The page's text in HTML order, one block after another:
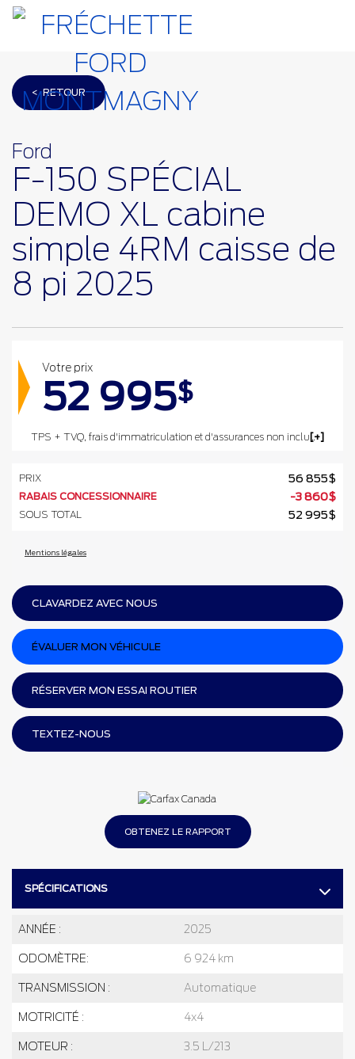
< RETOUR
Ford
F-150 SPÉCIAL
DEMO XL cabine
simple 4RM caisse de
8 pi 2025
OBTENEZ LE RAPPORT
SPÉCIFICATIONS
ANNÉE : 2025
ODOMÈTRE: 6 924 km
TRANSMISSION : Automatique
MOTRICITÉ : 4x4
MOTEUR : 3.5 L/213
Votre prix
52 995$
TPS + TVQ, frais d'immatriculation et d'assurances non inclus.
PRIX 56 855$
RABAIS CONCESSIONNAIRE -3 860$
SOUS TOTAL 52 995$
Mentions légales
CLAVARDEZ AVEC NOUS
ÉVALUER MON VÉHICULE
RÉSERVER MON ESSAI ROUTIER
TEXTEZ-NOUS